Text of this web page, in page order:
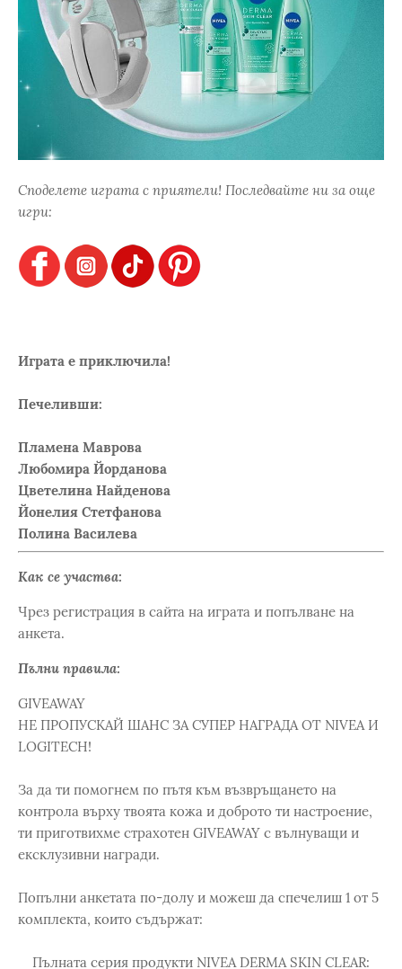
Споделете играта с приятели! Последвайте ни за още
игри:
Играта е приключила!
Печеливши:
Пламена Маврова
Любомира Йорданова
Цветелина Найденова
Йонелия Стетфанова
Полина Василева
Как се участва:
Чрез регистрация в сайта на играта и попълване на
анкета.
Пълни правила:
GIVEAWAY
НЕ ПРОПУСКАЙ ШАНС ЗА СУПЕР НАГРАДА ОТ NIVEA И
LOGITECH!
За да ти помогнем по пътя към възвръщането на
контрола върху твоята кожа и доброто ти настроение,
ти приготвихме страхотен GIVEAWAY с вълнуващи и
ексклузивни награди.
Попълни анкетата по-долу и можеш да спечелиш 1 от 5
комплекта, които съдържат:
Пълната серия продукти NIVEA DERMA SKIN CLEAR: